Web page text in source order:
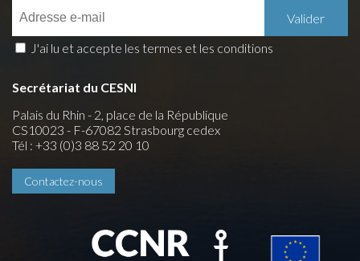
J'ai lu et accepte les termes et les conditions
Secrétariat du CESNI
Palais du Rhin - 2, place de la République
CS10023 - F-67082 Strasbourg cedex
Tél : +33 (0)3 88 52 20 10
Contactez-nous